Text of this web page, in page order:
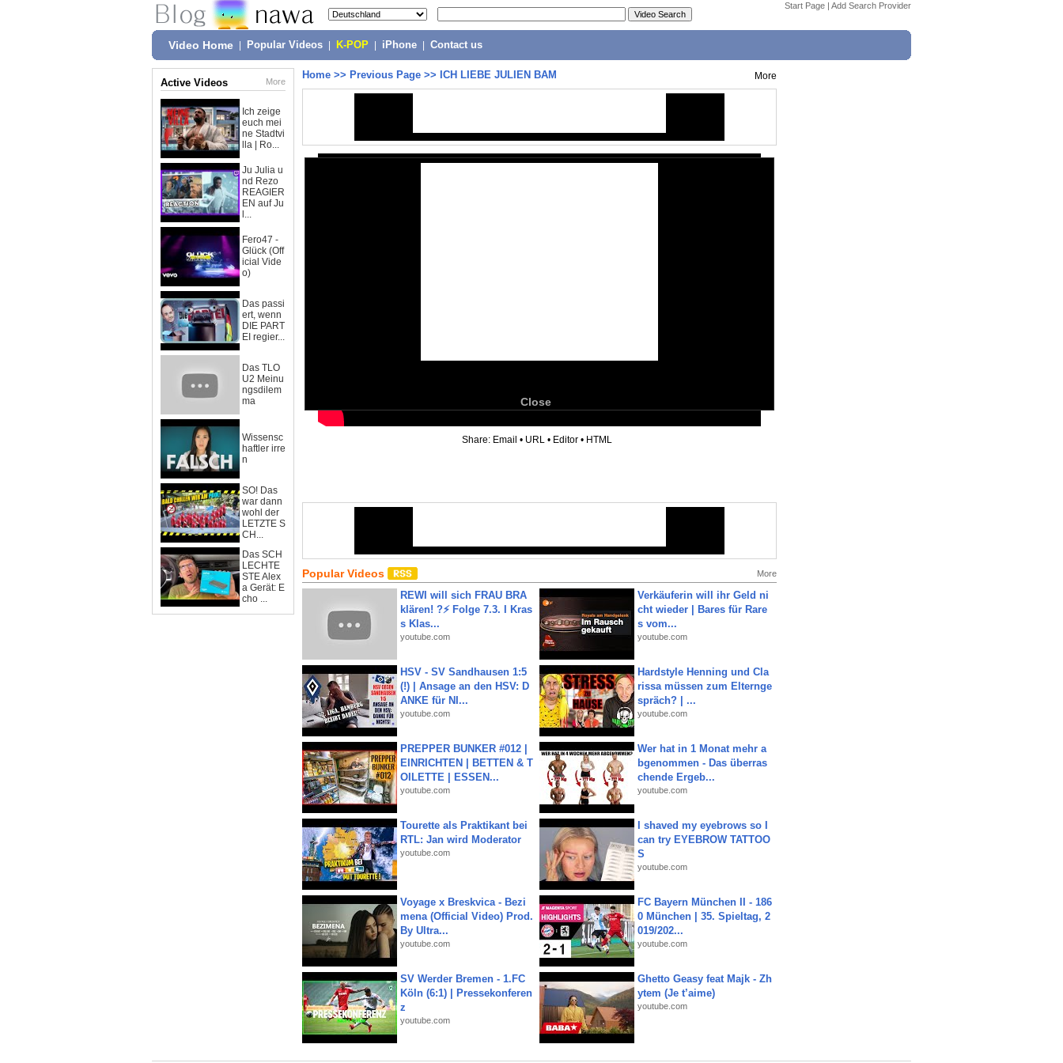
Start Page | Add Search Provider
Video Home Popular Videos K-POP iPhone Contact us
Active Videos More
Ich zeige
euch mei
ne Stadtvi
lla | Ro...
Ju Julia u
nd Rezo
REAGIER
EN auf Ju
l...
Fero47 -
Glück (Off
icial Vide
o)
Das passi
ert, wenn
DIE PART
EI regier...
Das TLO
U2 Meinu
ngsdilem
ma
Wissensc
haftler irre
n
SO! Das
war dann
wohl der
LETZTE S
CH...
Das SCH
LECHTE
STE Alex
a Gerät: E
cho ...
Home >> Previous Page >> ICH LIEBE JULIEN BAM More
Close
Share: Email • URL • Editor • HTML
Popular Videos More
REWI will sich FRAU BRA
klären! ?⚡️ Folge 7.3. I Kras
s Klas...
youtube.com
Verkäuferin will ihr Geld ni
cht wieder | Bares für Rare
s vom...
youtube.com
HSV - SV Sandhausen 1:5
(!) | Ansage an den HSV: D
ANKE für NI...
youtube.com
Hardstyle Henning und Cla
rissa müssen zum Elternge
spräch? | ...
youtube.com
PREPPER BUNKER #012 |
EINRICHTEN | BETTEN & T
OILETTE | ESSEN...
youtube.com
Wer hat in 1 Monat mehr a
bgenommen - Das überras
chende Ergeb...
youtube.com
Tourette als Praktikant bei
RTL: Jan wird Moderator
youtube.com
I shaved my eyebrows so I
can try EYEBROW TATTOO
S
youtube.com
Voyage x Breskvica - Bezi
mena (Official Video) Prod.
By Ultra...
youtube.com
FC Bayern München II - 186
0 München | 35. Spieltag, 2
019/202...
youtube.com
SV Werder Bremen - 1.FC
Köln (6:1) | Pressekonferen
z
youtube.com
Ghetto Geasy feat Majk - Zh
ytem (Je t’aime)
youtube.com